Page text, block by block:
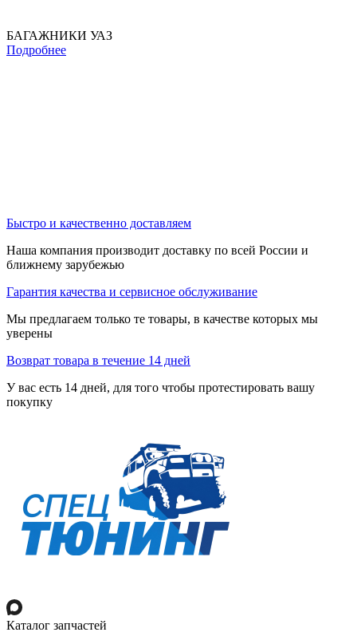
БАГАЖНИКИ УАЗ
Подробнее
Быстро и качественно доставляем
Наша компания производит доставку по всей России и
ближнему зарубежью
Гарантия качества и сервисное обслуживание
Мы предлагаем только те товары, в качестве которых мы
уверены
Возврат товара в течение 14 дней
У вас есть 14 дней, для того чтобы протестировать вашу
покупку
Каталог запчастей